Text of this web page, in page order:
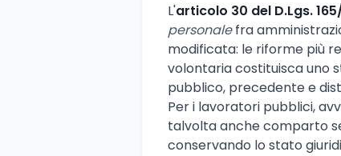
L'articolo 30 del D.Lgs.
personalefra
modificata: le riforme più
volontaria costituisca uno
pubblico, precedente e
Per i lavoratori pubblici,
talvolta anche comparto
conservando lo stato